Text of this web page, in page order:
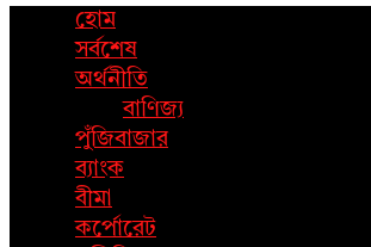
হোম
সর্বশেষ
অর্থনীতি
বাণিজ্য
পুঁজিবাজার
ব্যাংক
বীমা
কর্পোরেট